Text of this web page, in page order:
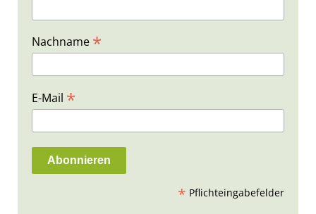
Nachname *
E-Mail *
* Pflichteingabefelder